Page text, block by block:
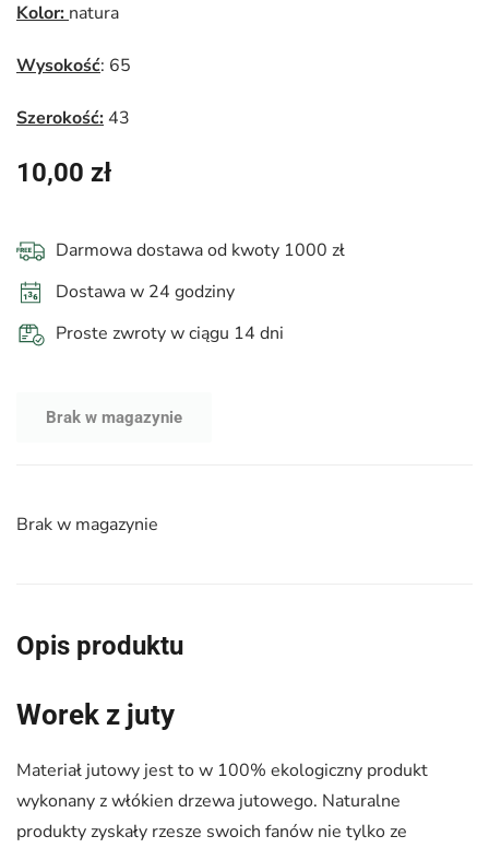
Kolor: natura
Wysokość: 65
Szerokość: 43
10,00 zł
Darmowa dostawa od kwoty 1000 zł
Dostawa w 24 godziny
Proste zwroty w ciągu 14 dni
Brak w magazynie
Brak w magazynie
Opis produktu
Worek z juty
Materiał jutowy jest to w 100% ekologiczny produkt
wykonany z włókien drzewa jutowego. Naturalne
produkty zyskały rzesze swoich fanów nie tylko ze